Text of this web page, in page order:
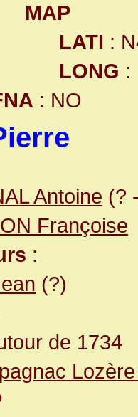
MAP
LATI :
LONG :
: NO
Antoine (?
Françoise
:
(?)
de 1734